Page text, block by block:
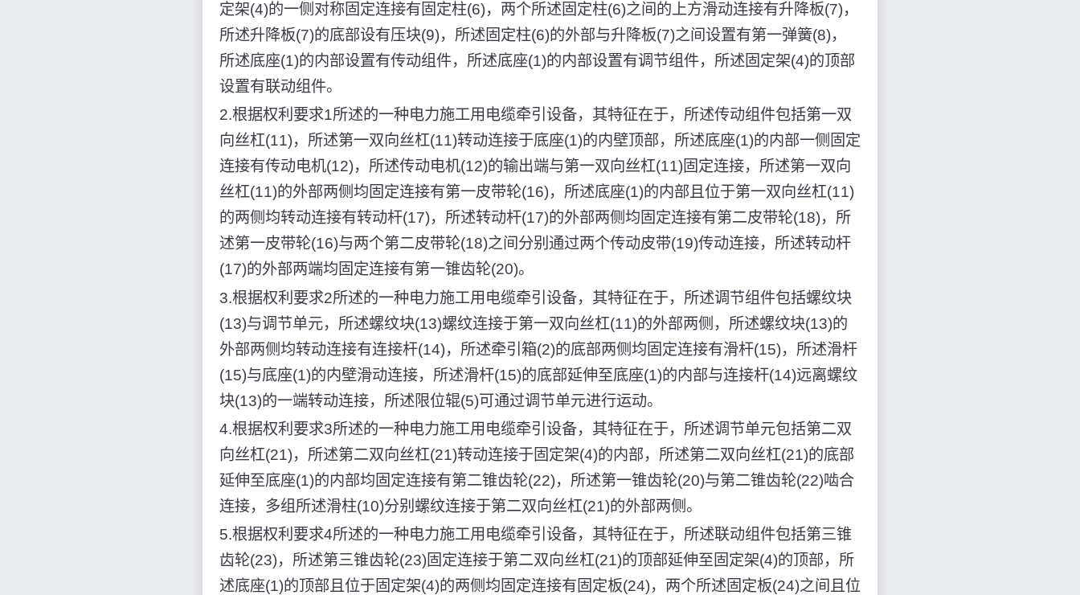
定架(4)的一侧对称固定连接有固定柱(6)，两个所述固定柱(6)之间的上方滑动连接有升降板(7)，
所述升降板(7)的底部设有压块(9)，所述固定柱(6)的外部与升降板(7)之间设置有第一弹簧(8)，
所述底座(1)的内部设置有传动组件，所述底座(1)的内部设置有调节组件，所述固定架(4)的顶部
设置有联动组件。
2.根据权利要求1所述的一种电力施工用电缆牵引设备，其特征在于，所述传动组件包括第一双
向丝杠(11)，所述第一双向丝杠(11)转动连接于底座(1)的内壁顶部，所述底座(1)的内部一侧固定
连接有传动电机(12)，所述传动电机(12)的输出端与第一双向丝杠(11)固定连接，所述第一双向
丝杠(11)的外部两侧均固定连接有第一皮带轮(16)，所述底座(1)的内部且位于第一双向丝杠(11)
的两侧均转动连接有转动杆(17)，所述转动杆(17)的外部两侧均固定连接有第二皮带轮(18)，所
述第一皮带轮(16)与两个第二皮带轮(18)之间分别通过两个传动皮带(19)传动连接，所述转动杆
(17)的外部两端均固定连接有第一锥齿轮(20)。
3.根据权利要求2所述的一种电力施工用电缆牵引设备，其特征在于，所述调节组件包括螺纹块
(13)与调节单元，所述螺纹块(13)螺纹连接于第一双向丝杠(11)的外部两侧，所述螺纹块(13)的
外部两侧均转动连接有连接杆(14)，所述牵引箱(2)的底部两侧均固定连接有滑杆(15)，所述滑杆
(15)与底座(1)的内壁滑动连接，所述滑杆(15)的底部延伸至底座(1)的内部与连接杆(14)远离螺纹
块(13)的一端转动连接，所述限位辊(5)可通过调节单元进行运动。
4.根据权利要求3所述的一种电力施工用电缆牵引设备，其特征在于，所述调节单元包括第二双
向丝杠(21)，所述第二双向丝杠(21)转动连接于固定架(4)的内部，所述第二双向丝杠(21)的底部
延伸至底座(1)的内部均固定连接有第二锥齿轮(22)，所述第一锥齿轮(20)与第二锥齿轮(22)啮合
连接，多组所述滑柱(10)分别螺纹连接于第二双向丝杠(21)的外部两侧。
5.根据权利要求4所述的一种电力施工用电缆牵引设备，其特征在于，所述联动组件包括第三锥
齿轮(23)，所述第三锥齿轮(23)固定连接于第二双向丝杠(21)的顶部延伸至固定架(4)的顶部，所
述底座(1)的顶部且位于固定架(4)的两侧均固定连接有固定板(24)，两个所述固定板(24)之间且位